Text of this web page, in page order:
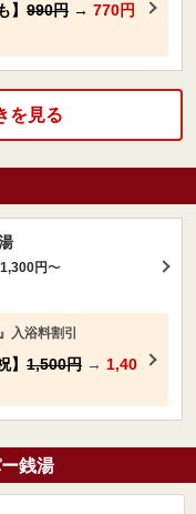
990円 → 770円
を見る
1,300円〜
入浴料割引
1,500円 → 1,40
銭湯